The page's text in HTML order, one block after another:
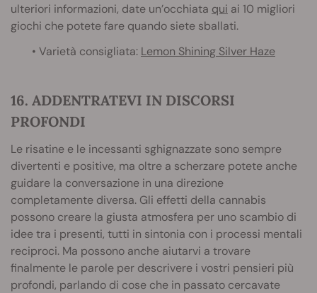
ulteriori informazioni, date un’occhiata qui ai 10 migliori
giochi che potete fare quando siete sballati.
• Varietà consigliata: Lemon Shining Silver Haze
16. ADDENTRATEVI IN DISCORSI
PROFONDI
Le risatine e le incessanti sghignazzate sono sempre
divertenti e positive, ma oltre a scherzare potete anche
guidare la conversazione in una direzione
completamente diversa. Gli effetti della cannabis
possono creare la giusta atmosfera per uno scambio di
idee tra i presenti, tutti in sintonia con i processi mentali
reciproci. Ma possono anche aiutarvi a trovare
finalmente le parole per descrivere i vostri pensieri più
profondi, parlando di cose che in passato cercavate